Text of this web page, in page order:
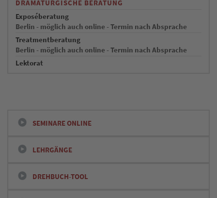
DRAMATURGISCHE BERATUNG
Exposéberatung
Berlin - möglich auch online - Termin nach Absprache
Treatmentberatung
Berlin - möglich auch online - Termin nach Absprache
Lektorat
SEMINARE ONLINE
LEHRGÄNGE
DREHBUCH-TOOL